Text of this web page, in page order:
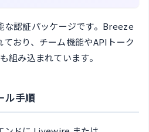
認証パッケージです。Breeze
おり、チーム機能やAPIトーク
組み込まれています。
ル手順